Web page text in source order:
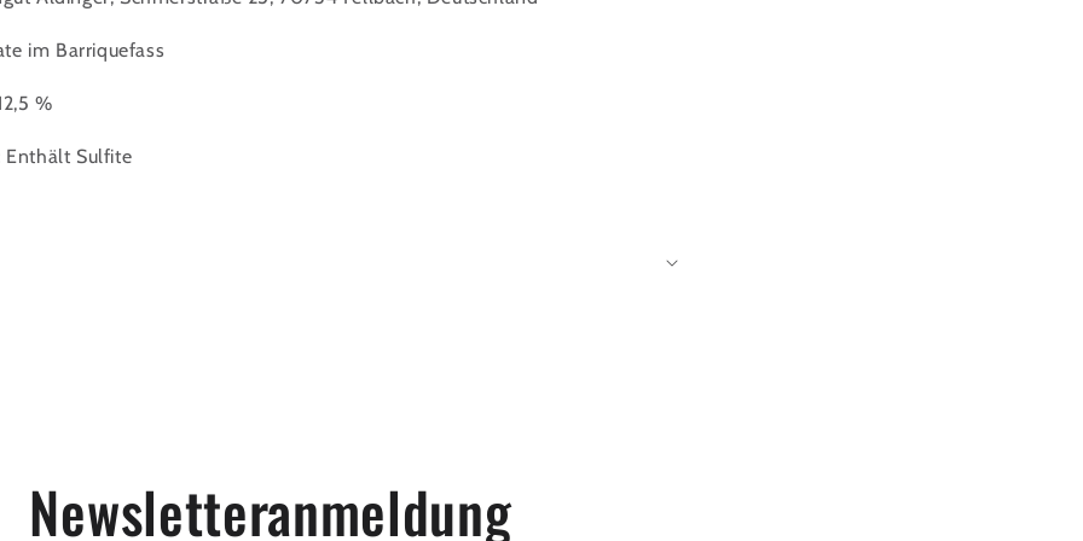
im Barriquefass
%
Enthält Sulfite
Newsletteranmeldung